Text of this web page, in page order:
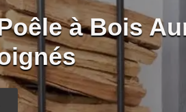
à Bois